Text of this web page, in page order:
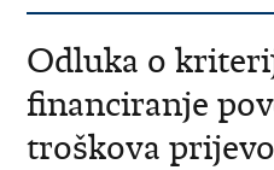
Odluka o
financiranje
troškova